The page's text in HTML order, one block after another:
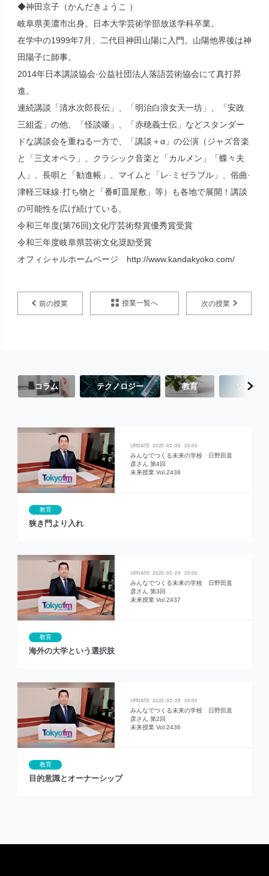
◆神田京子（かんだきょうこ ）
岐阜県美濃市出身。日本大学芸術学部放送学科卒業。
在学中の1999年7月、二代目神田山陽に入門。山陽他界後は神
田陽子に師事。
2014年日本講談協会·公益社団法人落語芸術協会にて真打昇
進。
連続講談「清水次郎長伝」、「明治白浪女天一坊」、「安政
三組盃」の他、「怪談噺」、「赤穂義士伝」などスタンダー
ドな講談会を重ねる一方で、「講談＋α」の公演（ジャズ音楽
と「三文オペラ」、クラシック音楽と「カルメン」「蝶々夫
人」、長唄と「勧進帳」、マイムと「レ·ミゼラブル」、俗曲·
津軽三味線·打ち物と「番町皿屋敷」等）も各地で展開！講談
の可能性を広げ続けている。
令和三年度(第76回)文化庁芸術祭賞優秀賞受賞
令和三年度岐阜県芸術文化奨励受賞
オフィシャルホームページ http://www.kandakyoko.com/
前の授業 授業一覧へ 次の授業
コラム テクノロジー 教育 ソーシャ
2023 03 30 20:00
みんなでつくる未来の学校 日野田直
彦さん 第4回
未来授業 Vol.2438
教育
狭き門より入れ
2023 03 29 20:00
みんなでつくる未来の学校 日野田直
彦さん 第3回
未来授業 Vol.2437
教育
海外の大学という選択肢
2023 03 28 20:00
みんなでつくる未来の学校 日野田直
彦さん 第2回
未来授業 Vol.2436
教育
目的意識とオーナーシップ